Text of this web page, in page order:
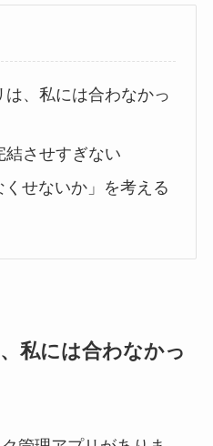
は、私には合わなかっ
結させすぎない
せないか」を考える
私には合わなかっ